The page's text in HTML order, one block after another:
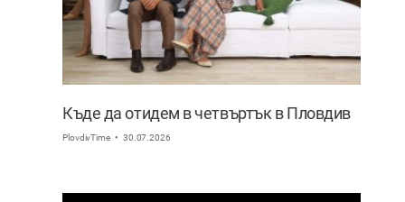
Къде да отидем в четвъртък в Пловдив
PlovdivTime 30.07.2026